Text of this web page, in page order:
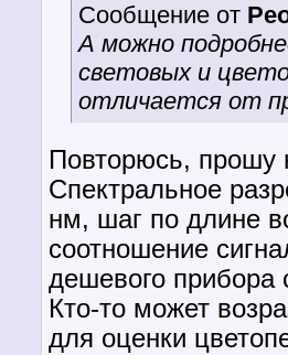
Сообщение от
А можно
световых и
отличается от
Повторюсь, прошу
Спектральное
нм, шаг по длине
соотношение
дешевого прибора
Кто-то может
для оценки